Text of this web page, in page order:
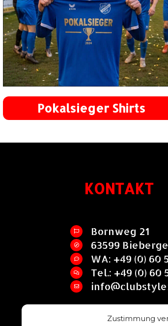
Zustimmung
Pokalsieger Shirts
KONTAKT
Bornweg 21
63599
WA: +49 (0) 60
Tel.: +49 (0) 60